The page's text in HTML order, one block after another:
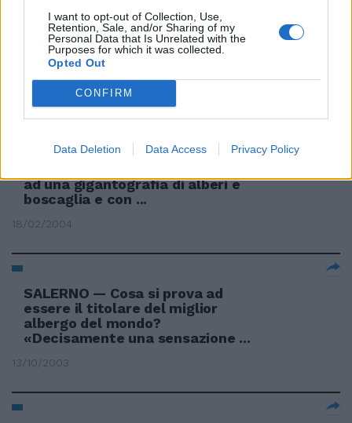
I want to opt-out of Collection, Use,
Retention, Sale, and/or Sharing of my
Personal Data that Is Unrelated with the
Purposes for which it was collected.
Opted Out
CONFIRM
Data Deletion Data Access Privacy Policy
di GIULIA CERASOLI BRUNO
Vespa molto «comunista», Socci
piuttosto «ulivista» e Floris
decisamente di centrodestra.
16/04/2004
LONDRA — In una cornice
ad una gigantografia di alberi e
boscaglia e con ...
18/02/2004
SALERNO — Cosa si prova ad
essere il titolare del miglior
albergo del mondo?
«Decisamente una sensazione ...
13/10/2003